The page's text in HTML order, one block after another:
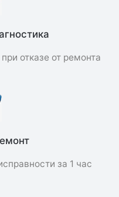
отказе от ремонта
за 1 час